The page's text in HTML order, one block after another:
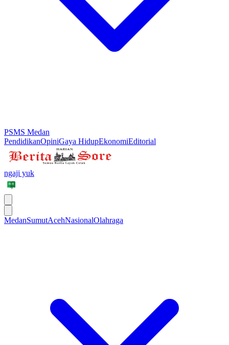
PSMS Medan
PendidikanOpiniGaya HidupEkonomiEditorial
ngaji yuk
MedanSumutAcehNasionalOlahraga